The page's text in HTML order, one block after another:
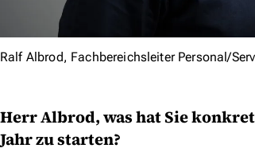
Ralf Albrod, Fachbereichsleiter Personal/
Herr Albrod, was hat Sie
Jahr zu starten?